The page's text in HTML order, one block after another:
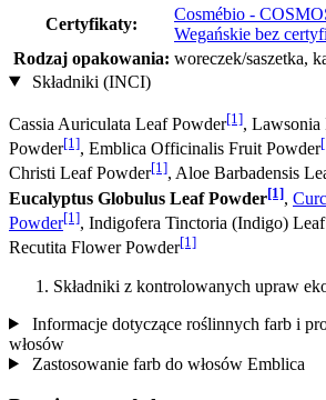
Certyfikaty:
Cosmébio -
Wegańskie bez
Rodzaj opakowania: woreczek/saszetka,
Składniki (INCI)
Cassia Auriculata Leaf Powder[1], Lawsonia
Powder[1], Emblica Officinalis Fruit Powder
Christi Leaf Powder[1], Aloe Barbadensis
Eucalyptus Globulus Leaf Powder[1],
Powder[1], Indigofera Tinctoria (Indigo)
Recutita Flower Powder[1]
Składniki z kontrolowanych upraw
Informacje dotyczące roślinnych farb i
włosów
Zastosowanie farb do włosów Emblica